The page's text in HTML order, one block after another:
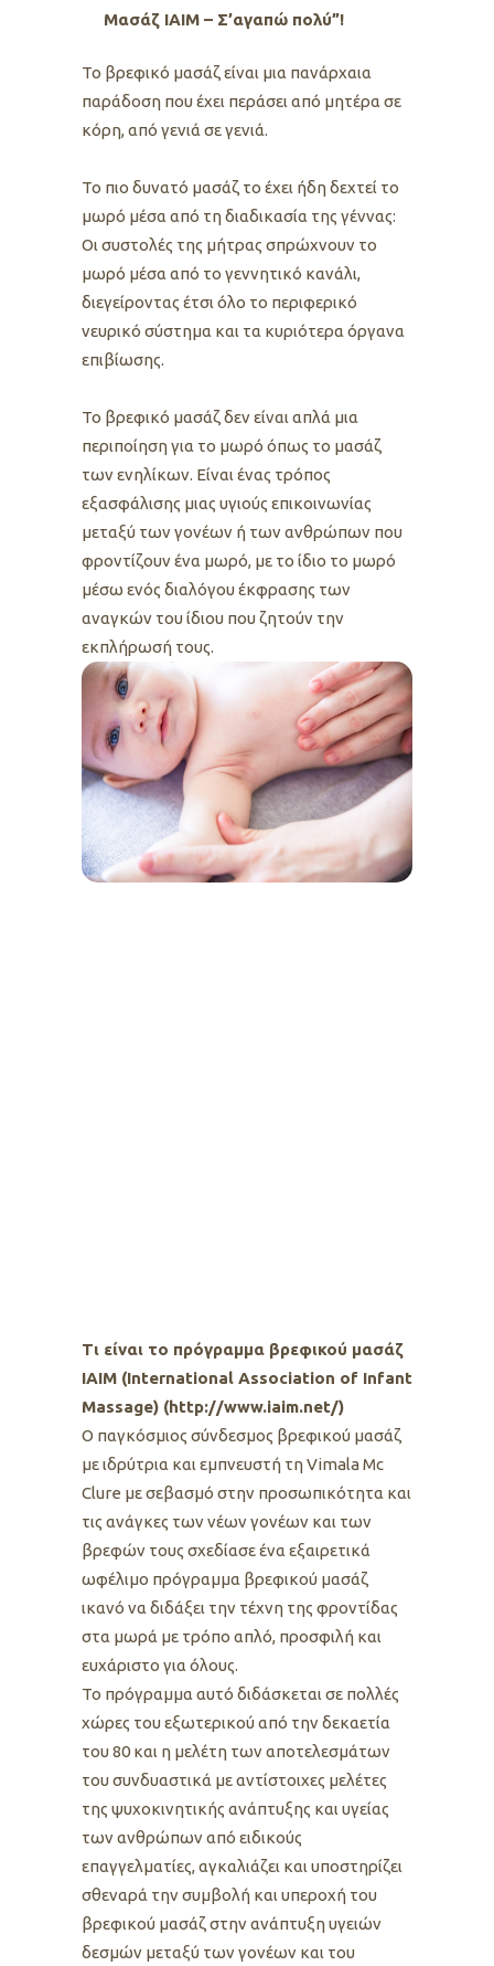
Μασάζ ΙΑΙΜ – Σ’αγαπώ πολύ”!
Το βρεφικό μασάζ είναι μια πανάρχαια
παράδοση που έχει περάσει από μητέρα σε
κόρη, από γενιά σε γενιά.
Το πιο δυνατό μασάζ το έχει ήδη δεχτεί το
μωρό μέσα από τη διαδικασία της γέννας:
Οι συστολές της μήτρας σπρώχνουν το
μωρό μέσα από το γεννητικό κανάλι,
διεγείροντας έτσι όλο το περιφερικό
νευρικό σύστημα και τα κυριότερα όργανα
επιβίωσης.
Το βρεφικό μασάζ δεν είναι απλά μια
περιποίηση για το μωρό όπως το μασάζ
των ενηλίκων. Είναι ένας τρόπος
εξασφάλισης μιας υγιούς επικοινωνίας
μεταξύ των γονέων ή των ανθρώπων που
φροντίζουν ένα μωρό, με το ίδιο το μωρό
μέσω ενός διαλόγου έκφρασης των
αναγκών του ίδιου που ζητούν την
εκπλήρωσή τους.
Τι είναι το πρόγραμμα βρεφικού μασάζ
IAIM (International Association of Infant
Massage) (http://www.iaim.net/)
Ο παγκόσμιος σύνδεσμος βρεφικού μασάζ
με ιδρύτρια και εμπνευστή τη Vimala Mc
Clure με σεβασμό στην προσωπικότητα και
τις ανάγκες των νέων γονέων και των
βρεφών τους σχεδίασε ένα εξαιρετικά
ωφέλιμο πρόγραμμα βρεφικού μασάζ
ικανό να διδάξει την τέχνη της φροντίδας
στα μωρά με τρόπο απλό, προσφιλή και
ευχάριστο για όλους.
Το πρόγραμμα αυτό διδάσκεται σε πολλές
χώρες του εξωτερικού από την δεκαετία
του 80 και η μελέτη των αποτελεσμάτων
του συνδυαστικά με αντίστοιχες μελέτες
της ψυχοκινητικής ανάπτυξης και υγείας
των ανθρώπων από ειδικούς
επαγγελματίες, αγκαλιάζει και υποστηρίζει
σθεναρά την συμβολή και υπεροχή του
βρεφικού μασάζ στην ανάπτυξη υγειών
δεσμών μεταξύ των γονέων και του